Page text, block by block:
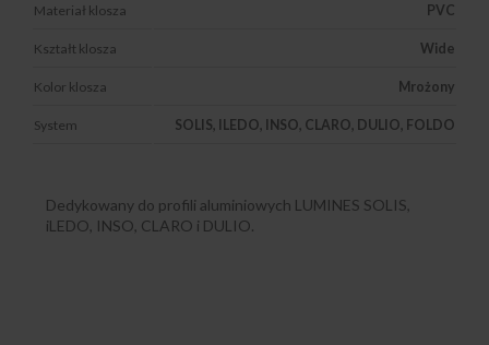
Materiał klosza PVC
Kształt klosza Wide
Kolor klosza Mrożony
System SOLIS, ILEDO, INSO, CLARO, DULIO, FOLDO
Dedykowany do profili aluminiowych LUMINES SOLIS,
iLEDO, INSO, CLARO i DULIO.